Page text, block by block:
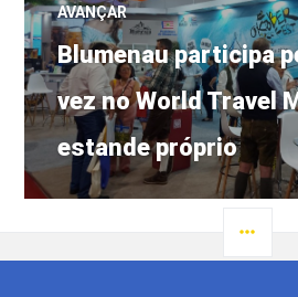
AVANÇAR
Próximo
post:
Blumenau participa
vez no World Travel
estande próprio